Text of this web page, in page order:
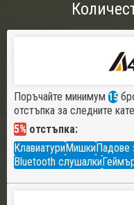
Поръчайте минимум 15
отстъпка за следните
5% отстъпка:
КлавиатуриМишкиПадове
Bluetooth слушалки